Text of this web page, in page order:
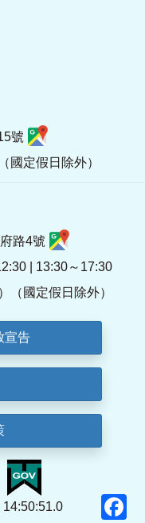
號
國定假日除外）
路4號
| 13:30～17:30
（國定假日除外）
宣告